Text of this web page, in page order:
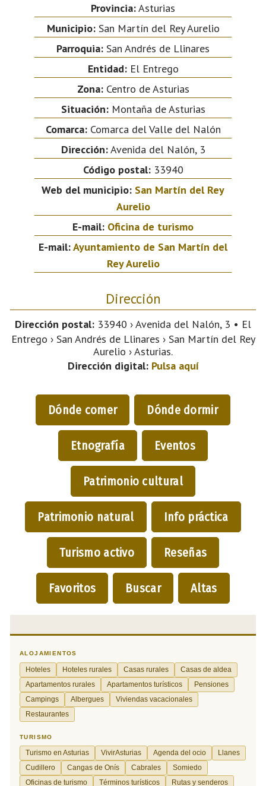
Provincia:Asturias
Municipio:San Martín del Rey Aurelio
Parroquia: San Andrés de Llinares
Entidad:El Entrego
Zona:Centro de Asturias
Situación:Montaña de Asturias
Comarca:Comarca del Valle del Nalón
Dirección:Avenida del Nalón, 3
Código postal:33940
Web del municipio: San Martín del Rey
Aurelio
E-mail: Oficina de turismo
E-mail:Ayuntamiento de San Martín del
Rey Aurelio
Dirección
Dirección postal: 33940 › Avenida del Nalón, 3 • El
Entrego › San Andrés de Llinares › San Martín del Rey
Aurelio › Asturias.
Dirección digital: Pulsa aquí
Dónde comer Dónde dormir
Etnografía Eventos
Patrimonio cultural
Patrimonio natural Info práctica
Turismo activo Reseñas
Favoritos Buscar Altas